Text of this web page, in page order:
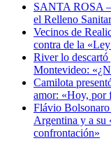
SANTA ROSA
el Relleno
Vecinos de
contra de la
River lo
Montevideo:
Camilota
amor: «Hoy, por
Flávio
Argentina y a su
confrontación»